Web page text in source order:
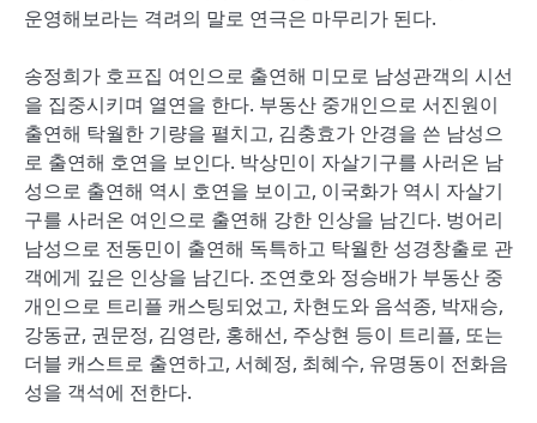
운영해보라는 격려의 말로 연극은 마무리가 된다.
송정희가 호프집 여인으로 출연해 미모로 남성관객의 시선
을 집중시키며 열연을 한다. 부동산 중개인으로 서진원이
출연해 탁월한 기량을 펼치고, 김충효가 안경을 쓴 남성으
로 출연해 호연을 보인다. 박상민이 자살기구를 사러온 남
성으로 출연해 역시 호연을 보이고, 이국화가 역시 자살기
구를 사러온 여인으로 출연해 강한 인상을 남긴다. 벙어리
남성으로 전동민이 출연해 독특하고 탁월한 성경창출로 관
객에게 깊은 인상을 남긴다. 조연호와 정승배가 부동산 중
개인으로 트리플 캐스팅되었고, 차현도와 음석종, 박재승,
강동균, 권문정, 김영란, 홍해선, 주상현 등이 트리플, 또는
더블 캐스트로 출연하고, 서혜정, 최혜수, 유명동이 전화음
성을 객석에 전한다.